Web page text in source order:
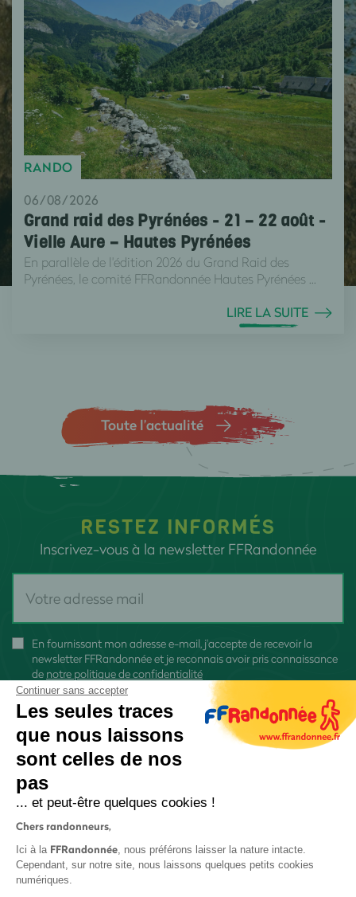
RANDO
06/08/2026
Grand raid des Pyrénées - 21 – 22 août -
Vielle Aure – Hautes Pyrénées
En parallèle de l'édition 2026 du Grand Raid des
Pyrénées, le comité FFRandonnée Hautes Pyrénées ...
LIRE LA SUITE
Toute l’actualité
RESTEZ INFORMÉS
Inscrivez-vous à la newsletter FFRandonnée
En fournissant mon adresse e-mail, j'accepte de recevoir la
newsletter FFRandonnée et je reconnais avoir pris connaissance
de notre politique de confidentialité
Continuer sans accepter
Les seules traces
que nous laissons
sont celles de nos
pas
... et peut-être quelques cookies !
Chers randonneurs,
Ici à la FFRandonnée, nous préférons laisser la nature intacte.
Cependant, sur notre site, nous laissons quelques petits cookies
numériques.